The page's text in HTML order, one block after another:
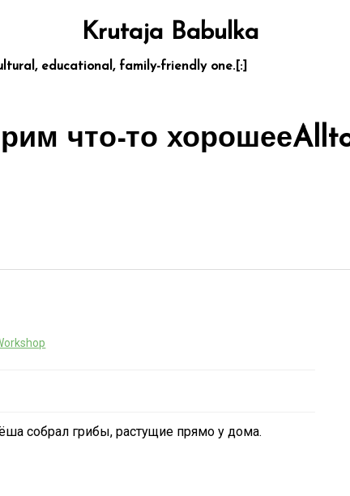
Krutaja Babulka
educational, family-friendly one.[:]
что-то хорошее
собрал грибы, растущие прямо у дома.